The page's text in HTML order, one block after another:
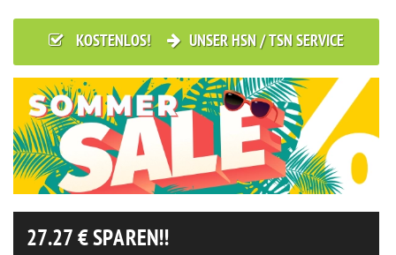
KOSTENLOS! UNSER HSN / TSN SERVICE
27.27€ SPAREN!!